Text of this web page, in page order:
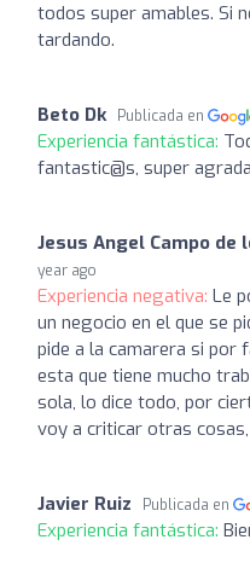
todos super amables. Si
tardando.
Beto Dk Publicada en
Experiencia fantástica:
fantastic@s, super
Jesus Angel Campo de
year ago
Experiencia negativa: Le
un negocio en el que se
pide a la camarera si por
esta que tiene mucho
sola, lo dice todo, por
voy a criticar otras
Javier Ruiz Publicada en
Experiencia fantástica: